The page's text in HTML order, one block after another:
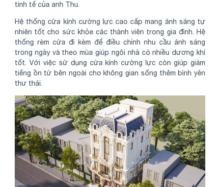
tinh tế của anh Thu.
Hệ thống cửa kính cường lực cao cấp mang ánh sáng tự
nhiên tốt cho sức khỏe các thành viên trong gia đình. Hệ
thống rèm cửa đi kèm để điều chỉnh nhu cầu ánh sáng
trong ngày và theo mùa giúp ngôi nhà có nhiều dương khí
tốt. Với việc sử dụng cửa kính cường lực còn giúp giảm
tiếng ồn từ bên ngoài cho không gian sống thêm bình yên
thư thái.